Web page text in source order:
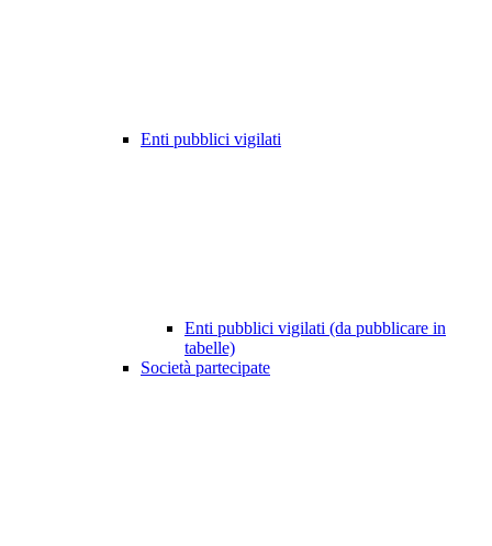
Enti pubblici vigilati
Enti pubblici vigilati (da pubblicare in
tabelle)
Società partecipate